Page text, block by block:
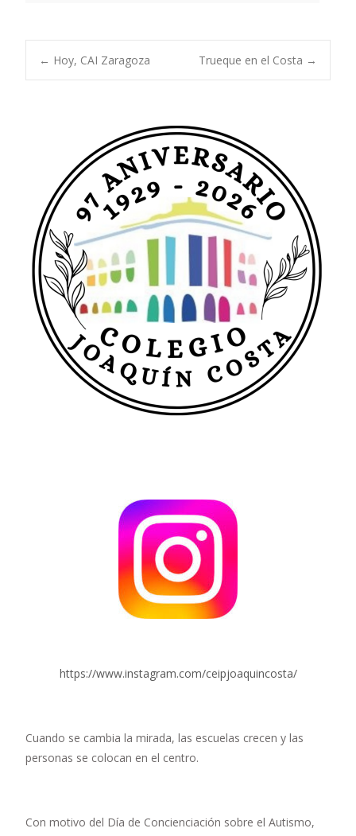
Navegación
entradas
← Hoy, CAI Zaragoza Trueque en el Costa →
https://www.instagram.com/ceipjoaquincosta/
Cuando se cambia la mirada, las escuelas crecen y las
personas se colocan en el centro.
Con motivo del Día de Concienciación sobre el Autismo,